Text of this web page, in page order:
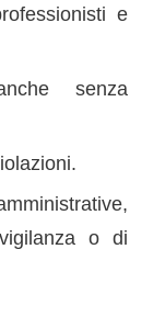
e
senza
o di